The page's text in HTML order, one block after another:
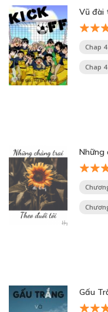
Vũ đài
Chap 4
Chap 4
Những
Gấu